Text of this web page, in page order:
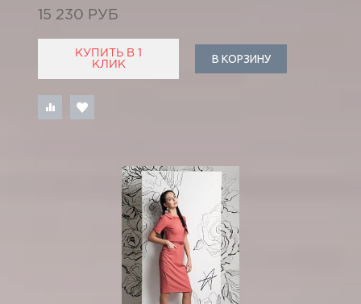
15 230 РУБ
КУПИТЬ В 1
КЛИК
В КОРЗИНУ